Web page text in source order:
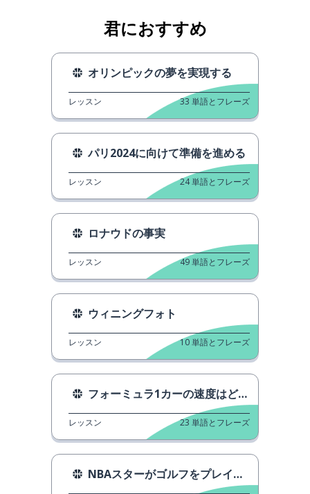
君におすすめ
オリンピックの夢を実現する
レッスン 33 単語とフレーズ
パリ2024に向けて準備を進める
レッスン 24単語とフレーズ
ロナウドの事実
レッスン 49単語とフレーズ
ウィニングフォト
レッスン 10単語とフレーズ
フォーミュラ1カーの速度はどれくらいですか
レッスン 23 単語とフレーズ
NBAスターがゴルフをプレイします。